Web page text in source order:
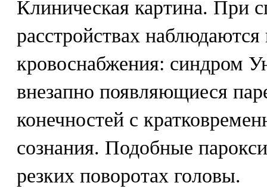
Клиническая картина. При
расстройствах
кровоснабжения: синдром
внезапно появляющиеся
конечностей с
сознания. Подобные
резких поворотах головы.